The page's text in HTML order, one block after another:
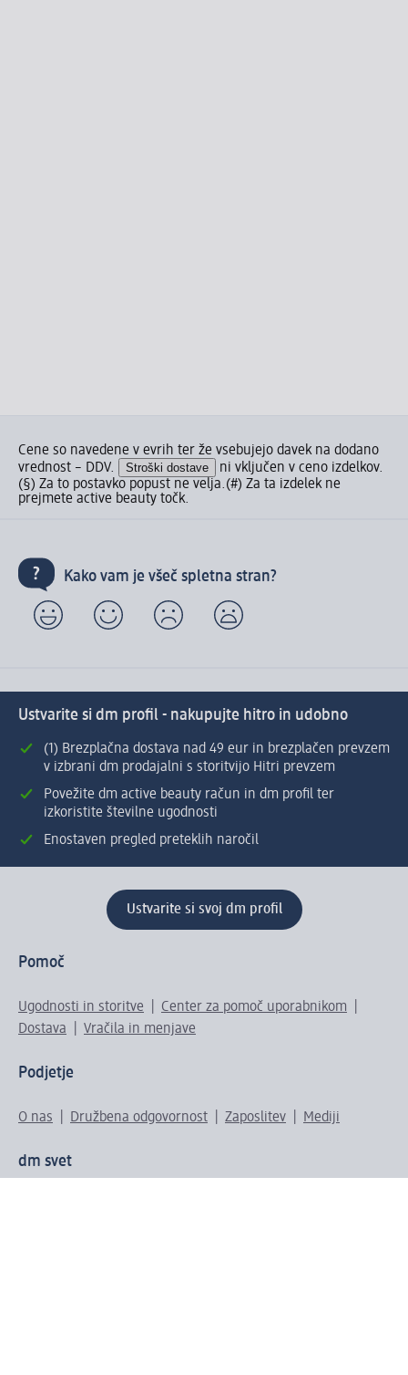
Cene so navedene v evrih ter že vsebujejo davek na dodano
vrednost – DDV.
Stroški dostave
ni vključen v ceno izdelkov.
(§) Za to postavko popust ne velja.(#) Za ta izdelek ne
prejmete active beauty točk.
Kako vam je všeč spletna stran?
Ustvarite si dm profil - nakupujte hitro in udobno
(1) Brezplačna dostava nad 49 eur in brezplačen prevzem
v izbrani dm prodajalni s storitvijo Hitri prevzem
Povežite dm active beauty račun in dm profil ter
izkoristite številne ugodnosti
Enostaven pregled preteklih naročil
Ustvarite si svoj dm profil
Pomoč
Ugodnosti in storitve
Center za pomoč uporabnikom
Dostava
Vračila in menjave
Podjetje
O nas Družbena odgovornost Zaposlitev Mediji
dm svet